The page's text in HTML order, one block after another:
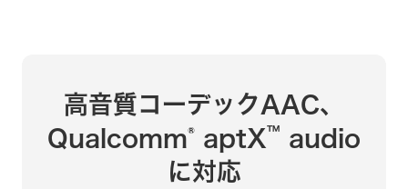
高音質コーデックAAC、
Qualcomm® aptX™ audio
に対応